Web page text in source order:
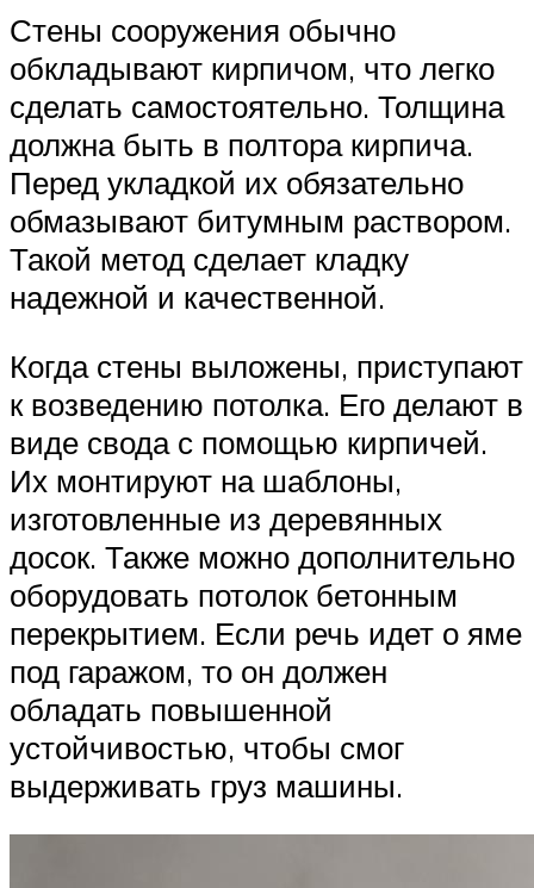
Стены сооружения обычно
обкладывают кирпичом, что легко
сделать самостоятельно. Толщина
должна быть в полтора кирпича.
Перед укладкой их обязательно
обмазывают битумным раствором.
Такой метод сделает кладку
надежной и качественной.
Когда стены выложены, приступают
к возведению потолка. Его делают в
виде свода с помощью кирпичей.
Их монтируют на шаблоны,
изготовленные из деревянных
досок. Также можно дополнительно
оборудовать потолок бетонным
перекрытием. Если речь идет о яме
под гаражом, то он должен
обладать повышенной
устойчивостью, чтобы смог
выдерживать груз машины.